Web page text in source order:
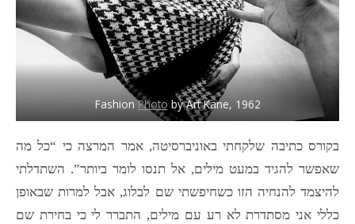
FashionPhoto by Art Kane, 1962
בקורס כתיבה שלקחתי באוניברסיטה, אמר המרצה כי “כל מה
שאפשר להגיד במעט מילים, אל תנסו לומר ביותר”. השתדלתי
להיצמד להנחיה הזו כשחיפשתי שם לבלוג, אבל למרות שבאופן
כללי אני מסתדרת לא רע עם מילים, התברר לי כי בחירת שם